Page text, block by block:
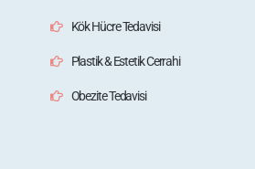
Kök Hücre Tedavisi
Plastik & Estetik Cerrahi
Obezite Tedavisi